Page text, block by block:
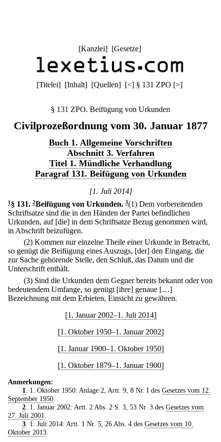
[Kanzlei] [Gesetze]
[Titelei] [Inhalt] [Quellen] [<] § 131 ZPO [>]
§ 131 ZPO. Beifügung von Urkunden
Civilprozeßordnung vom 30. Januar 1877
Buch 1. Allgemeine Vorschriften
Abschnitt 3. Verfahren
Titel 1. Mündliche Verhandlung
Paragraf 131. Beifügung von Urkunden
[1. Juli 2014]
1 § 131. 2Beifügung von Urkunden. 3(1) Dem vorbereitenden
Schriftsatze sind die in den Händen der Partei befindlichen
Urkunden, auf [die] in dem Schriftsatze Bezug genommen wird,
in Abschrift beizufügen.
(2) Kommen nur einzelne Theile einer Urkunde in Betracht,
so genügt die Beifügung eines Auszugs, [der] den Eingang, die
zur Sache gehörende Stelle, den Schluß, das Datum und die
Unterschrift enthält.
(3) Sind die Urkunden dem Gegner bereits bekannt oder von
bedeutendem Umfange, so genügt [ihre] genaue […]
Bezeichnung mit dem Erbieten, Einsicht zu gewähren.
[1. Januar 2002–1. Juli 2014]
[1. Oktober 1950–1. Januar 2002]
[1. Januar 1900–1. Oktober 1950]
[1. Oktober 1879–1. Januar 1900]
Anmerkungen:
1
. 1. Oktober 1950: Anlage 2, Artt. 9, 8 Nr. I des Gesetzes vom 12.
September 1950
2. 1. Januar 2002: Artt. 2 Abs. 2 S. 3, 53 Nr. 3 des Gesetzes vom
27. Juli 2001
3. 1. Juli 2014: Artt. 1 Nr. 5, 26 Abs. 4 des Gesetzes vom 10.
Oktober 2013